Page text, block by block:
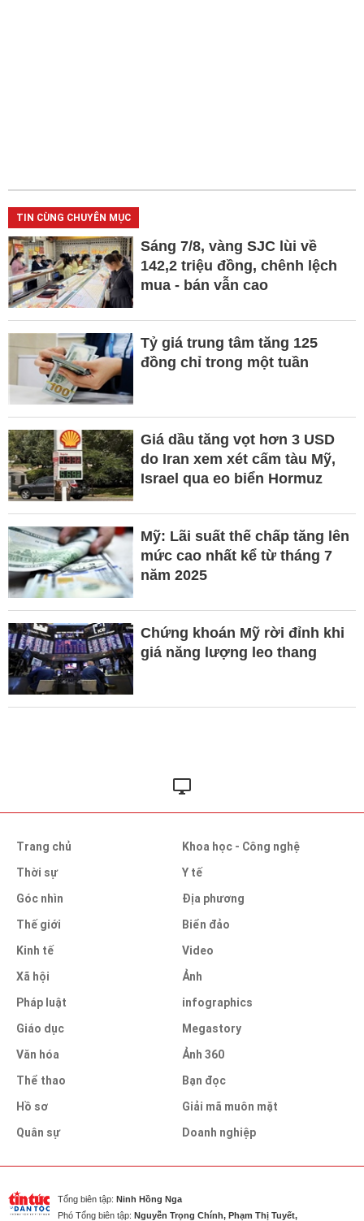
TIN CÙNG CHUYÊN MỤC
Sáng 7/8, vàng SJC lùi về
142,2 triệu đồng, chênh lệch
mua - bán vẫn cao
Tỷ giá trung tâm tăng 125
đồng chỉ trong một tuần
Giá dầu tăng vọt hơn 3 USD
do Iran xem xét cấm tàu Mỹ,
Israel qua eo biển Hormuz
Mỹ: Lãi suất thế chấp tăng lên
mức cao nhất kể từ tháng 7
năm 2025
Chứng khoán Mỹ rời đỉnh khi
giá năng lượng leo thang
Trang chủ
Thời sự
Góc nhìn
Thế giới
Kinh tế
Xã hội
Pháp luật
Giáo dục
Văn hóa
Thể thao
Hồ sơ
Quân sự
Khoa học - Công nghệ
Y tế
Địa phương
Biển đảo
Video
Ảnh
infographics
Megastory
Ảnh 360
Bạn đọc
Giải mã muôn mặt
Doanh nghiệp
Tổng biên tập: Ninh Hồng Nga
Phó Tổng biên tập: Nguyễn Trọng Chính, Phạm Thị Tuyết,